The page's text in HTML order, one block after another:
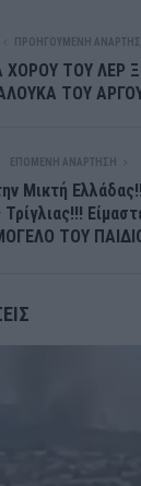
ΠΡΟΗΓΟΎΜΕΝΗ
ΤΟΥ ΛΕΡ
ΤΟΥ
ΕΠΌΜΕΝΗ ΑΝΆΡΤΗΣΗ
Μικτή
ΤΟΥ